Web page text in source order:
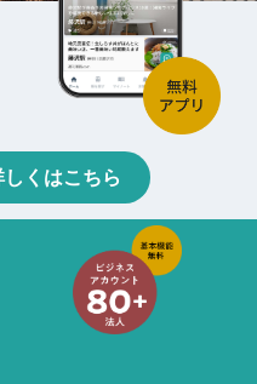
くはこちら